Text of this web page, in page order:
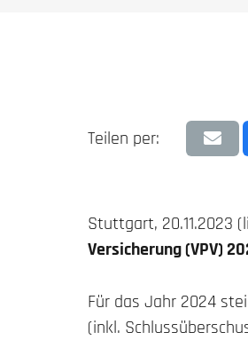
Teilen per:
Stuttgart, 20.11.2023
Versicherung (VPV)
Für das Jahr 2024
(inkl.